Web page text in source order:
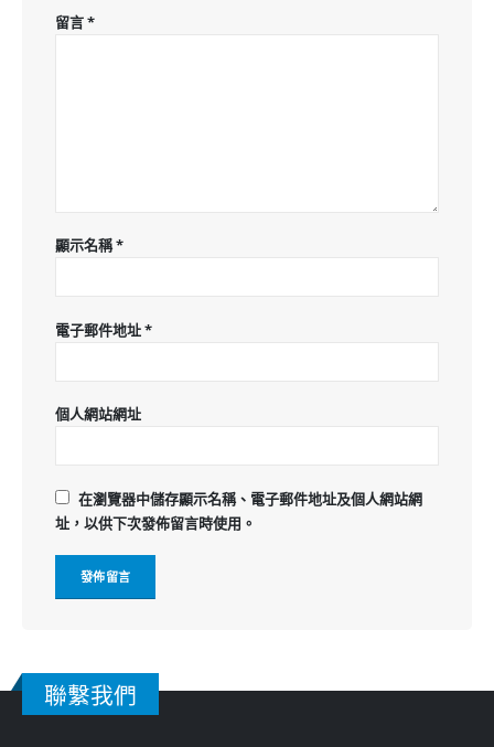
留言*
顯示名稱*
電子郵件地址*
個人網站網址
在瀏覽器中儲存顯示名稱、電子郵件地址及個人網站網
址，以供下次發佈留言時使用。
聯繫我們